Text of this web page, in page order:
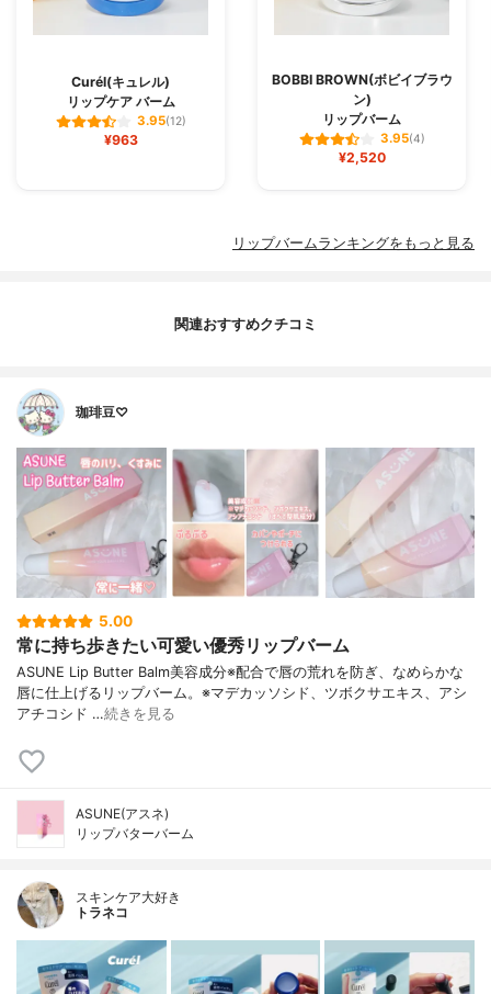
Curél(キュレル)
リップケア バーム
3.95(12)
¥963
BOBBI BROWN(ボビイブラウ
ン)
リップバーム
3.95(4)
¥2,520
リップバームランキングをもっと見る
関連おすすめクチコミ
珈琲豆♡
5.00
常に持ち歩きたい可愛い優秀リップバーム
ASUNE Lip Butter Balm美容成分※配合で唇の荒れを防ぎ、なめらかな
唇に仕上げるリップバーム。※マデカッソシド、ツボクサエキス、アシ
アチコシド …続きを見る
ASUNE(アスネ)
リップバターバーム
スキンケア大好き
トラネコ